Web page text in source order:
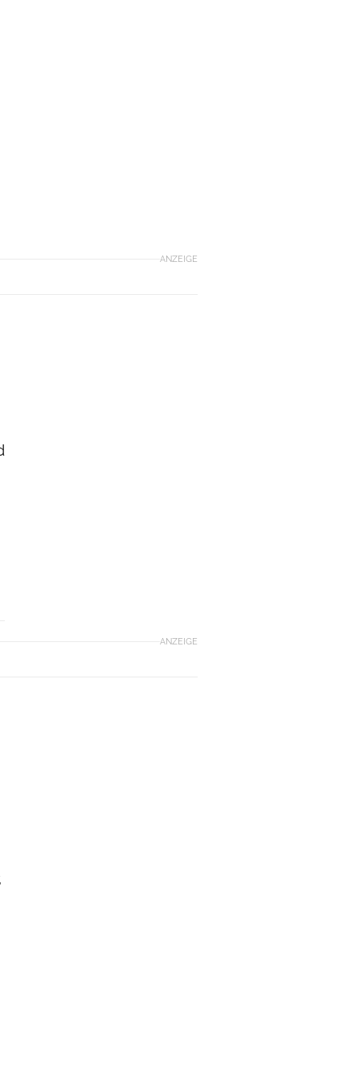
ANZEIGE
ANZEIGE